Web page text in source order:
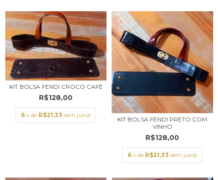
KIT BOLSA FENDI CROCO CAFÉ
R$128,00
6 x de R$21,33 sem juros
KIT BOLSA FENDI PRETO COM
VINHO
R$128,00
6 x de R$21,33 sem juros